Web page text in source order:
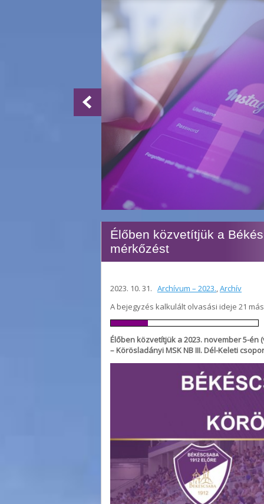
Élőben közvetítjük a
mérkőzést
2023. 10. 31. Archívum – 2023.,Archív
A bejegyzés kalkulált olvasási ideje 21
Élőben közvetítjük a 2023. november 5-
– Körösladányi MSK NB III. Dél-Keleti